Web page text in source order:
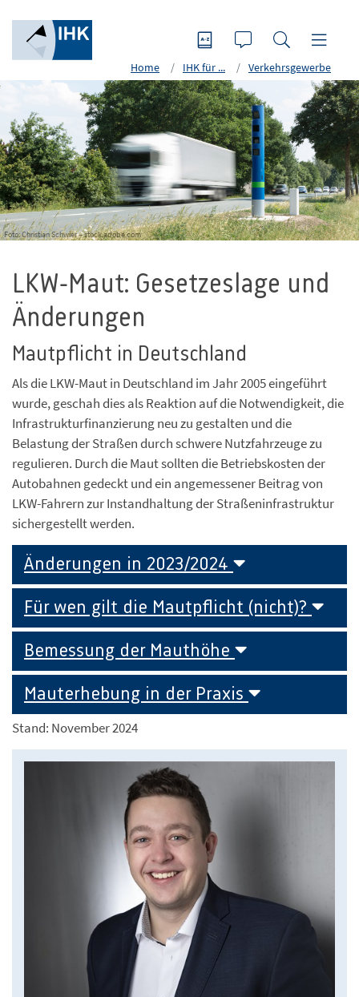
Home IHK für ... Verkehrsgewerbe
Foto: Christian Schwier – stock.adobe.com
LKW-Maut: Gesetzeslage und
Änderungen
Mautpflicht in Deutschland
Als die LKW-Maut in Deutschland im Jahr 2005 eingeführt
wurde, geschah dies als Reaktion auf die Notwendigkeit, die
Infrastrukturfinanzierung neu zu gestalten und die
Belastung der Straßen durch schwere Nutzfahrzeuge zu
regulieren. Durch die Maut sollten die Betriebskosten der
Autobahnen gedeckt und ein angemessener Beitrag von
LKW-Fahrern zur Instandhaltung der Straßeninfrastruktur
sichergestellt werden.
Änderungen in 2023/2024
Für wen gilt die Mautpflicht (nicht)?
Bemessung der Mauthöhe
Mauterhebung in der Praxis
Stand: November 2024